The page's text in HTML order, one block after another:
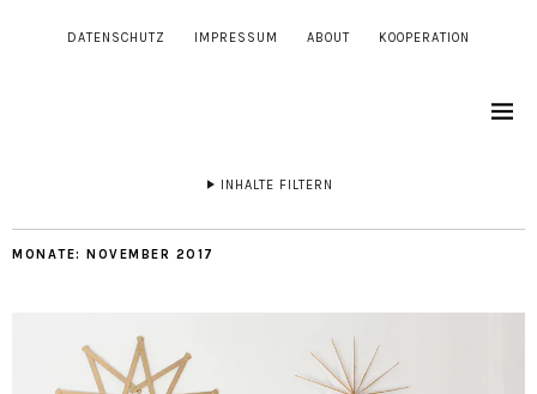
DATENSCHUTZ IMPRESSUM ABOUT KOOPERATION
INHALTE FILTERN
MONATE: NOVEMBER 2017